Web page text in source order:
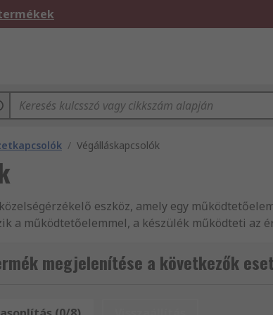
/ Végálláskapcsolók
eszköz, amely egy
a működtetőelemmel, a készülék működteti az
állnak:
megjelenítése a következők